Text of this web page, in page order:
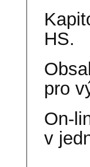
HS.
pro
On-
v